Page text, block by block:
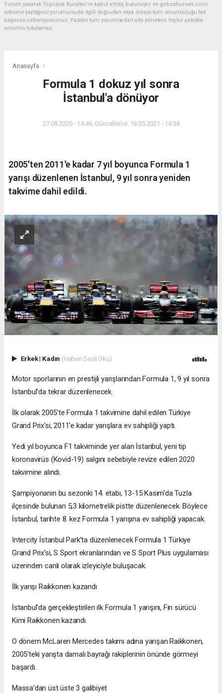
Yorum yazarak Topluluk Kuralları’nı kabul etmiş bulunuyor ve gebzehurses.com
sitesine yaptığınız yorumunuzla ilgili doğrudan veya dolaylı tüm sorumluluğu tek
başınıza üstleniyorsunuz. Yazılan tüm yorumlardan site yönetimi hiçbir şekilde
sorumlu tutulamaz.
Anasayfa
Formula 1 dokuz yıl sonra
İstanbul'a dönüyor
27.08.2020 - 14:46, Güncelleme: 18.05.2021 - 14:34
2005'ten 2011'e kadar 7 yıl boyunca Formula 1
yarışı düzenlenen İstanbul, 9 yıl sonra yeniden
takvime dahil edildi.
Erkek| Kadın (Haberi Sesli Oku)
Motor sporlarının en prestijli yarışlarından Formula 1, 9 yıl sonra
İstanbul'da tekrar düzenlenecek.
İlk olarak 2005'te Formula 1 takvimine dahil edilen Türkiye
Grand Prix'si, 2011'e kadar yarışlara ev sahipliği yaptı.
Yedi yıl boyunca F1 takviminde yer alan İstanbul, yeni tip
koronavirüs (Kovid-19) salgını sebebiyle revize edilen 2020
takvimine alındı.
Şampiyonanın bu sezonki 14. etabı, 13-15 Kasım'da Tuzla
ilçesinde bulunan 5,3 kilometrelik pistte düzenlenecek. Böylece
İstanbul, tarihte 8. kez Formula 1 yarışına ev sahipliği yapacak.
Intercity İstanbul Park’ta düzenlenecek Formula 1 Türkiye
Grand Prix'si, S Sport ekranlarından ve S Sport Plus uygulaması
üzerinden canlı olarak izleyiciyle buluşacak.
İlk yarışı Raikkonen kazandı
İstanbul'da gerçekleştirilen ilk Formula 1 yarışını, Fin sürücü
Kimi Raikkonen kazandı.
O dönem McLaren Mercedes takımı adına yarışan Raikkonen,
2005'teki yarışta damalı bayrağı rakiplerinin önünde görmeyi
başardı.
Massa'dan üst üste 3 galibiyet